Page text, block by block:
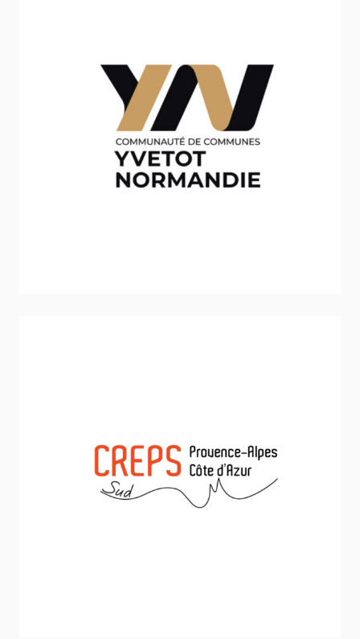
Communauté de communes d’Yvetot
Normandie
Inclusion - Solidarité - Social
CREPS PACA/DJEPVA